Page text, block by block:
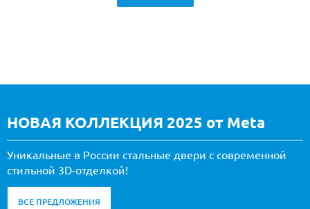
НОВАЯ КОЛЛЕКЦИЯ 2025 от Meta
Уникальные в России стальные двери с современной
стильной 3D-отделкой!
ВСЕ ПРЕДЛОЖЕНИЯ